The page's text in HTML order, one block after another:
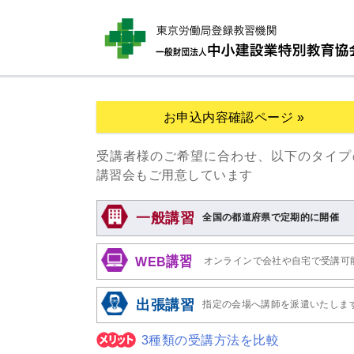
お申込内容確認ページ »
受講者様のご希望に合わせ、以下のタイ
講習会もご用意しています
一般講習 全国の都道府県で定期的に開催
WEB講習 オンラインで会社や自宅で受講可
出張講習 指定の会場へ講師を派遣いたしま
3種類の受講方法を比較